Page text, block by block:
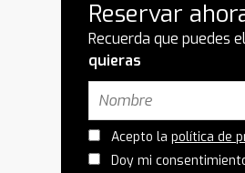
Reservar
Recuerda que puedes
quieras
Acepto lapolítica de
Doy mi